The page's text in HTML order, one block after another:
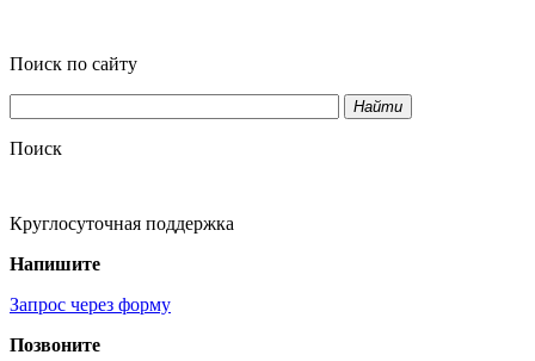
Поиск по сайту
Найти
Поиск
Круглосуточная поддержка
Напишите
Запрос через форму
Позвоните